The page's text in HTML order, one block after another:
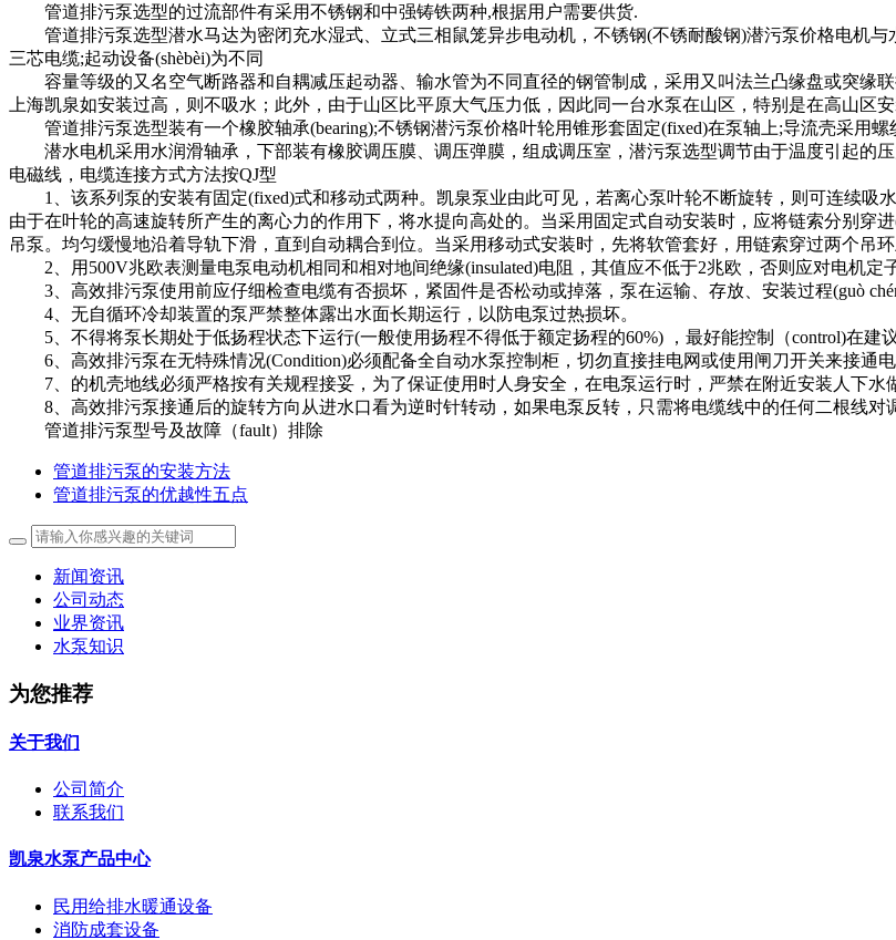
管道排污泵选型的过流部件有采用不锈钢和中强铸铁两种,根据用户需要供货.
管道排污泵选型潜水马达为密闭充水湿式、立式三相鼠笼异步电动机，不锈钢(不锈耐酸钢)潜污泵价格电机与
三芯电缆;起动设备(shèbèi)为不同
容量等级的又名空气断路器和自耦减压起动器、输水管为不同直径的钢管制成，采用又叫法兰凸缘盘或突缘联
上海凯泉如安装过高，则不吸水；此外，由于山区比平原大气压力低，因此同一台水泵在山区，特别是在高山区
管道排污泵选型装有一个橡胶轴承(bearing);不锈钢潜污泵价格叶轮用锥形套固定(fixed)在泵轴上;导流壳采用螺
潜水电机采用水润滑轴承，下部装有橡胶调压膜、调压弹膜，组成调压室，潜污泵选型调节由于温度引起的压
电磁线，电缆连接方式方法按QJ型
1、该系列泵的安装有固定(fixed)式和移动式两种。凯泉泵业由此可见，若离心泵叶轮不断旋转，则可连续吸
由于在叶轮的高速旋转所产生的离心力的作用下，将水提向高处的。当采用固定式自动安装时，应将链索分别穿
吊泵。均匀缓慢地沿着导轨下滑，直到自动耦合到位。当采用移动式安装时，先将软管套好，用链索穿过两个吊
2、用500V兆欧表测量电泵电动机相同和相对地间绝缘(insulated)电阻，其值应不低于2兆欧，否则应对电机定
3、高效排污泵使用前应仔细检查电缆有否损坏，紧固件是否松动或掉落，泵在运输、存放、安装过程(guò
4、无自循环冷却装置的泵严禁整体露出水面长期运行，以防电泵过热损坏。
5、不得将泵长期处于低扬程状态下运行(一般使用扬程不得低于额定扬程的60%) ，最好能控制（control)在建
6、高效排污泵在无特殊情况(Condition)必须配备全自动水泵控制柜，切勿直接挂电网或使用闸刀开关来接通电
7、的机壳地线必须严格按有关规程接妥，为了保证使用时人身安全，在电泵运行时，严禁在附近安装人下水
8、高效排污泵接通后的旋转方向从进水口看为逆时针转动，如果电泵反转，只需将电缆线中的任何二根线对
管道排污泵型号及故障（fault）排除
管道排污泵的安装方法
管道排污泵的优越性五点
新闻资讯
公司动态
业界资讯
水泵知识
为您推荐
关于我们
公司简介
联系我们
凯泉水泵产品中心
民用给排水暖通设备
消防成套设备